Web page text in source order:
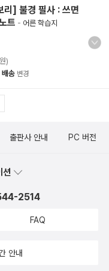
] 불경 필사 : 쓰면
트 - 어른 학습지
)
배송 변경
출판사 안내 PC 버전
션
2514
FAQ
안내